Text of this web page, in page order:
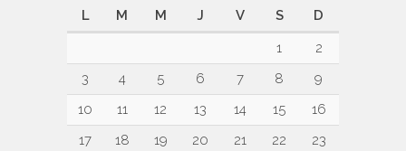
L
M M J V S
D
1
2
3
4 5 6 7 8
9
10
11 12 13 14 15
16
17
18 19 20 21 22 23